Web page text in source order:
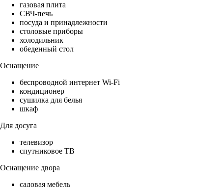
газовая плита
СВЧ-печь
посуда и принадлежности
столовые приборы
холодильник
обеденный стол
Оснащение
беспроводной интернет Wi-Fi
кондиционер
сушилка для белья
шкаф
Для досуга
телевизор
спутниковое ТВ
Оснащение двора
садовая мебель